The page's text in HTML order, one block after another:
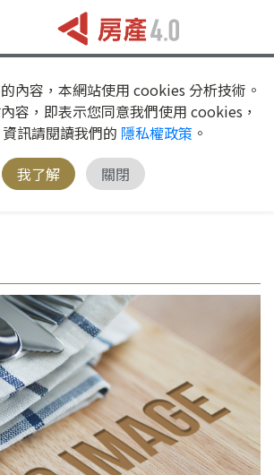
內容，本網站使用 cookies 分析技術。
容，即表示您同意我們使用 cookies，
訊請閱讀我們的 隱私權政策 。
我了解
關閉